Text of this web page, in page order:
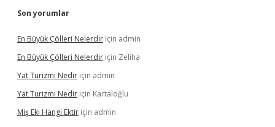
Son yorumlar
En Büyük Çölleri Nelerdir için admin
En Büyük Çölleri Nelerdir için Zeliha
Yat Turizmi Nedir için admin
Yat Turizmi Nedir için Kartaloğlu
Miş Eki Hangi Ektir için admin